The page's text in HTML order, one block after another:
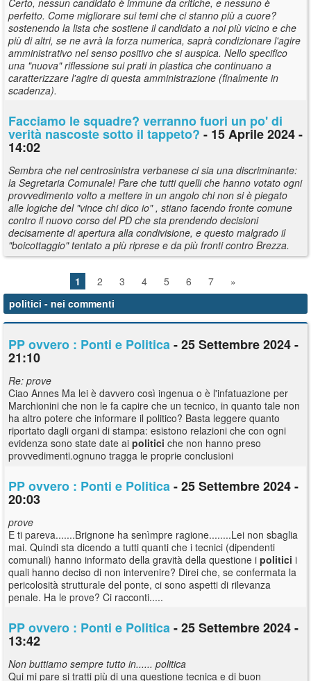
perfetto. Come migliorare sui temi che ci stanno più a cuore?
sostenendo la lista che sostiene il candidato a noi più vicino e che
più di altri, se ne avrà la forza numerica, saprà condizionare l'agire
amministrativo nel senso positivo che si auspica. Nello specifico
una "nuova" riflessione sui prati in plastica che continuano a
caratterizzare l'agire di questa amministrazione (finalmente in
scadenza).
Facciamo le squadre? verranno fuori un po' di
verità nascoste sotto il tappeto? - 15 Aprile 2024 -
14:02
Sembra che nel centrosinistra verbanese ci sia una discriminante:
la Segretaria Comunale! Pare che tutti quelli che hanno votato ogni
provvedimento volto a mettere in un angolo chi non si è piegato
alle logiche del "vince chi dico io" , stiano facendo fronte comune
contro il nuovo corso del PD che sta prendendo decisioni
decisamente di apertura alla condivisione, e questo malgrado il
"boicottaggio" tentato a più riprese e da più fronti contro Brezza.
1 2 3 4 5 6 7
»
politici - nei commenti
PP ovvero : Ponti e Politica- 25 Settembre 2024 -
21:10
Re: prove
Ciao Annes Ma lei è davvero così ingenua o è l'infatuazione per
Marchionini che non le fa capire che un tecnico, in quanto tale non
ha altro potere che informare il politico? Basta leggere quanto
riportato dagli organi di stampa: esistono relazioni che con ogni
evidenza sono state date ai politici che non hanno preso
provvedimenti.ognuno tragga le proprie conclusioni
PP ovvero : Ponti e Politica- 25 Settembre 2024 -
20:03
prove
E ti pareva.......Brignone ha senìmpre ragione........Lei non sbaglia
mai. Quindi sta dicendo a tutti quanti che i tecnici (dipendenti
comunali) hanno informato della gravità della questione i politici i
quali hanno deciso di non intervenire? Direi che, se confermata la
pericolosità strutturale del ponte, ci sono aspetti di rilevanza
penale. Ha le prove? Ci racconti.....
PP ovvero : Ponti e Politica- 25 Settembre 2024 -
13:42
Non buttiamo sempre tutto in...... politica
Qui mi pare si tratti più di una questione tecnica e di buon